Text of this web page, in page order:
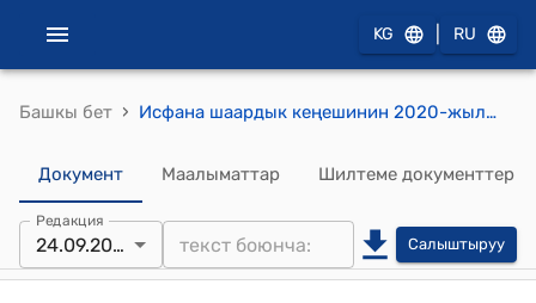
KG RU
Башкы бет › Исфана шаардык кеңешинин 2020-жылдын 24-сентябрындагы № 3 "Исфана шаардык Кеңешинин 2020-жылдын 10-мартындагы №1 токтомуна өзгөртүү жана толуктоолорду киргизүү жөнүндө" токтому
Документ Маалыматтар Шилтеме документтер
Редакция
24.09.2020 Салыштыруу